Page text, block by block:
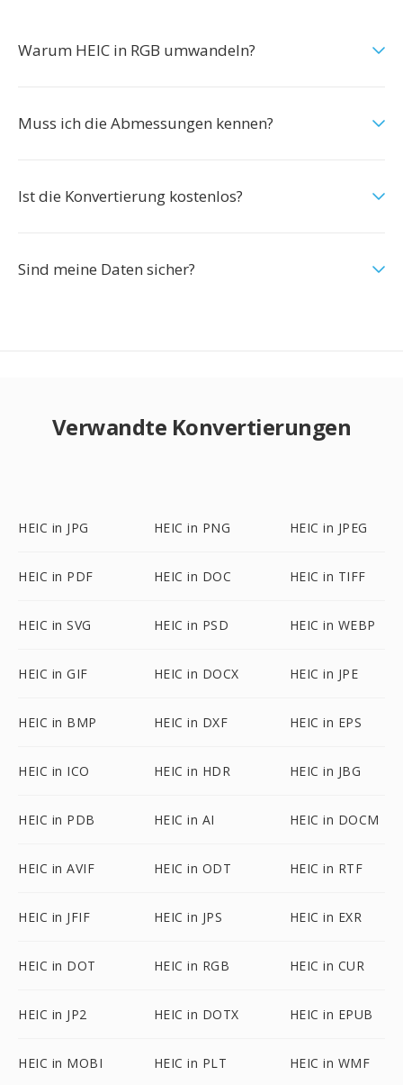
Warum HEIC in RGB umwandeln?
Muss ich die Abmessungen kennen?
Ist die Konvertierung kostenlos?
Sind meine Daten sicher?
Verwandte Konvertierungen
HEIC in JPG HEIC in PNG HEIC in JPEG
HEIC in PDF HEIC in DOC HEIC in TIFF
HEIC in SVG HEIC in PSD HEIC in WEBP
HEIC in GIF HEIC in DOCX HEIC in JPE
HEIC in BMP HEIC in DXF HEIC in EPS
HEIC in ICO HEIC in HDR HEIC in JBG
HEIC in PDB HEIC in AI HEIC in DOCM
HEIC in AVIF HEIC in ODT HEIC in RTF
HEIC in JFIF HEIC in JPS HEIC in EXR
HEIC in DOT HEIC in RGB HEIC in CUR
HEIC in JP2 HEIC in DOTX HEIC in EPUB
HEIC in MOBI HEIC in PLT HEIC in WMF